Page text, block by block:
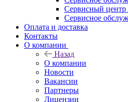
Сервисный
Сервисное
Оплата и доставка
Контакты
О компании
Назад
О компании
Новости
Вакансии
Партнеры
Лицензии